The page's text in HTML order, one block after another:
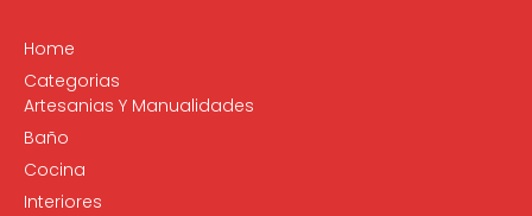
Home
Categorias
Artesanias Y Manualidades
Baño
Cocina
Interiores